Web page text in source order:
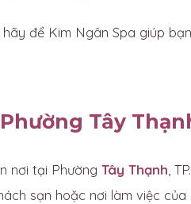
để Kim Ngân Spa giúp
Tây
nơi tại Phường Tây Thạnh ,
sạn hoặc nơi làm việc